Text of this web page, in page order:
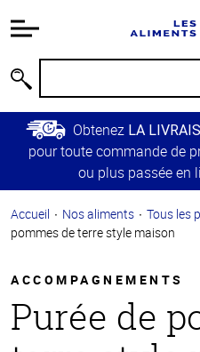
relative à
Passer
contenu
principal
Retour à
principale
Obtenez LA
pour toute commande de
ou plus passée en
Accueil Nos aliments Tous les
pommes de terre style maison
ACCOMPAGNEMENTS
Purée de